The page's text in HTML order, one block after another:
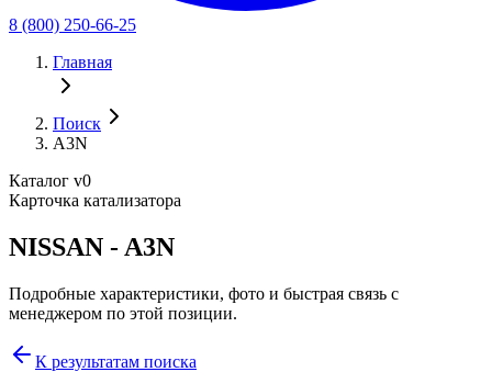
8 (800) 250-66-25
Главная
Поиск
A3N
Каталог v0
Карточка катализатора
NISSAN - A3N
Подробные характеристики, фото и быстрая связь с
менеджером по этой позиции.
К результатам поиска